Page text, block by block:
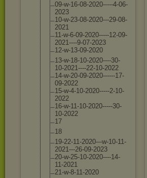
09-w-16-08-2020-----4-06-
2023
10-w-23-08-2020---29-08-
2021
11-w-6-09-2020-----12-09-
2021----9-07-2023
12-w-13-09-2020
13-w-18-10-2020----30-
10-2021----22-10-2022
14-w-20-09-2020------17-
09-2022
15-w-4-10-2020-----2-10-
2022
16-w-11-10-2020-----30-
10-2022
17
18
19-22-11-2020---w-10-11-
2021---26-09-2023
20-w-25-10-2020----14-
11-2021
21-w-8-11-2020